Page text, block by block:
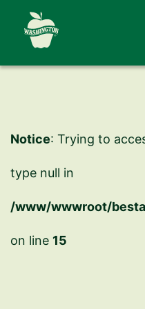
Notice: Trying to
type null in
/www/wwwroot/
on line 15